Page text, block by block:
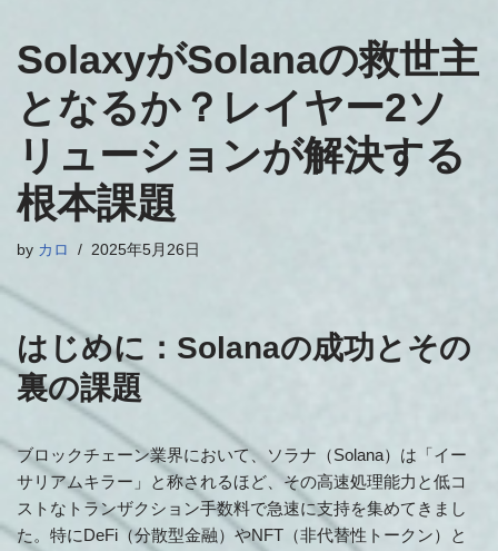
SolaxyがSolanaの救世主
となるか？レイヤー2ソ
リューションが解決する
根本課題
by カロ 2025年5月26日
はじめに：Solanaの成功とその
裏の課題
ブロックチェーン業界において、ソラナ（Solana）は「イー
サリアムキラー」と称されるほど、その高速処理能力と低コ
ストなトランザクション手数料で急速に支持を集めてきまし
た。特にDeFi（分散型金融）やNFT（非代替性トークン）と